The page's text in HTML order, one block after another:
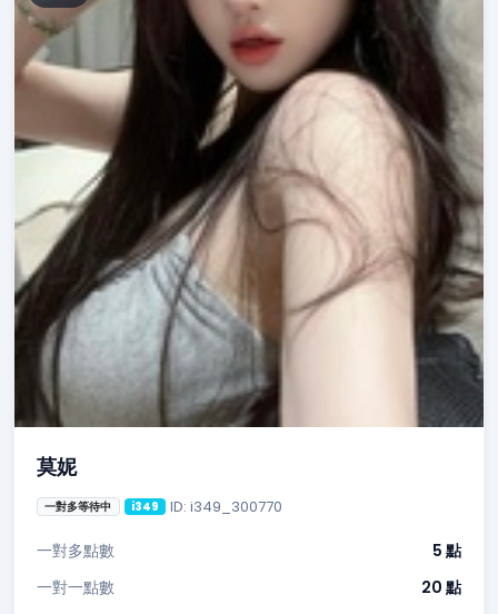
莫妮
一對多等待中 i349 ID: i349_300770
一對多點數
5 點
一對一點數
20 點